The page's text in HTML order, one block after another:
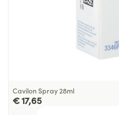
Cavilon Spray 28ml
€ 17,65